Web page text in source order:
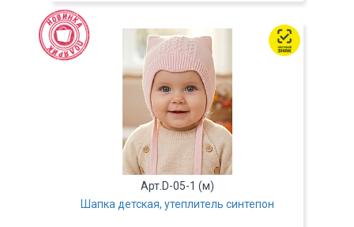
Арт.D-05-1 (м)
Шапка детская, утеплитель синтепон